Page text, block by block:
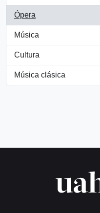
Ópera
, 2 results
Música
, 1 results
Cultura
, 1 results
Música clásica
, 1 results